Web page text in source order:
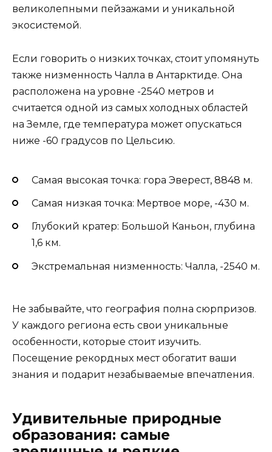
великолепными пейзажами и уникальной
экосистемой.
Если говорить о низких точках, стоит упомянуть
также низменность Чалла в Антарктиде. Она
расположена на уровне -2540 метров и
считается одной из самых холодных областей
на Земле, где температура может опускаться
ниже -60 градусов по Цельсию.
Самая высокая точка: гора Эверест, 8848 м.
Самая низкая точка: Мертвое море, -430 м.
Глубокий кратер: Большой Каньон, глубина
1,6 км.
Экстремальная низменность: Чалла, -2540 м.
Не забывайте, что география полна сюрпризов.
У каждого региона есть свои уникальные
особенности, которые стоит изучить.
Посещение рекордных мест обогатит ваши
знания и подарит незабываемые впечатления.
Удивительные природные
образования: самые